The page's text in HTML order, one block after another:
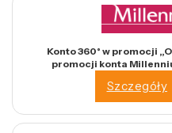
Konto 360° w promocji
promocji konta
Szczegóły